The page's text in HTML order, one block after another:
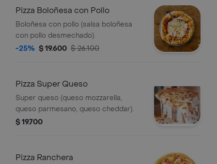
Pizza Boloñesa con Pollo
Boloñesa con pollo (salsa boloñesa
con pollo desmechado).
-25% $ 19.600 $ 26.100
Pizza Super Queso
Super queso (queso mozzarella,
queso parmesano, queso cheddar).
$ 19.700
Pizza Ranchera